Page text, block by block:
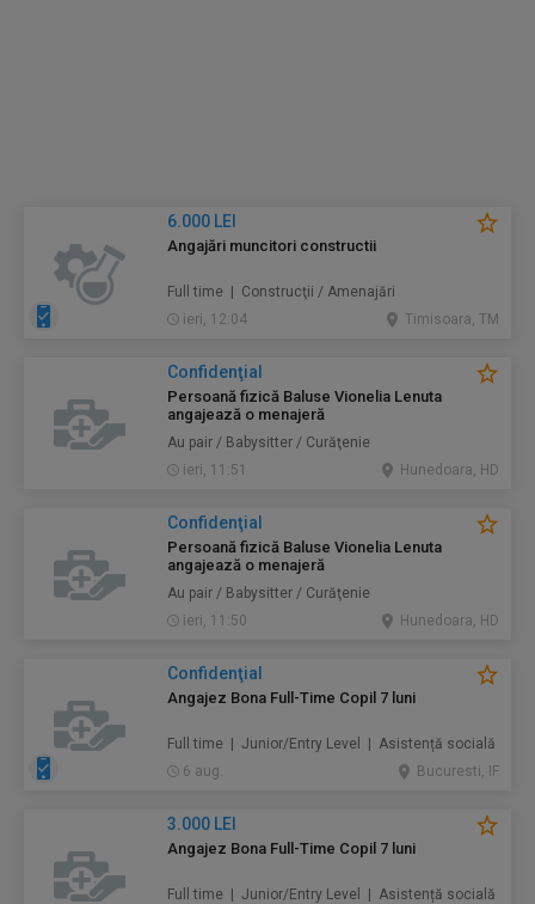
6.000 LEI
Angajări muncitori constructii
Full time | Construcţii / Amenajări
ieri, 12:04
Timisoara, TM
Confidenţial
Persoană fizică Baluse Vionelia Lenuta
angajează o menajeră
Au pair / Babysitter / Curăţenie
ieri, 11:51
Hunedoara, HD
Confidenţial
Persoană fizică Baluse Vionelia Lenuta
angajează o menajeră
Au pair / Babysitter / Curăţenie
ieri, 11:50
Hunedoara, HD
Confidenţial
Angajez Bona Full-Time Copil 7 luni
Full time | Junior/Entry Level | Asistență socială
6 aug.
Bucuresti, IF
3.000 LEI
Angajez Bona Full-Time Copil 7 luni
Full time | Junior/Entry Level | Asistență socială